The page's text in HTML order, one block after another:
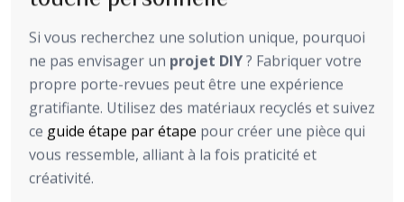
Si vous recherchez une solution unique, pourquoi
ne pas envisager un projet DIY? Fabriquer votre
propre porte-revues peut être une expérience
gratifiante. Utilisez des matériaux recyclés et suivez
ce guide étape par étape pour créer une pièce qui
vous ressemble, alliant à la fois praticité et
créativité.